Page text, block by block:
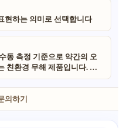
현하는 의미로 선택합니다
동 측정 기준으로 약간의 오
친환경 무해 제품입니다. 수
으며, 조명 영향으로 색상이
의하기